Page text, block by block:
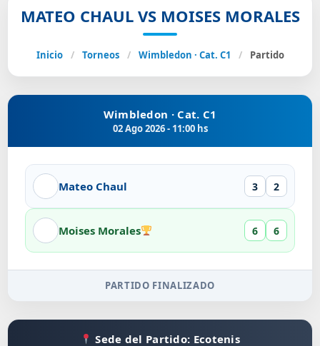
MATEO CHAUL VS MOISES MORALES
Inicio / Torneos / Wimbledon · Cat. C1 / Partido
Wimbledon · Cat. C1
02 Ago 2026 - 11:00 hs
Mateo Chaul 3 2
Moises Morales 6 6
PARTIDO FINALIZADO
Sede del Partido: Ecotenis